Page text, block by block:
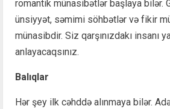
romantik münasibətlər başlaya bilər.
ünsiyyət, səmimi söhbətlər və fikir
münasibdir. Siz qarşınızdakı insanı
anlayacaqsınız.
Balıqlar
Hər şey ilk cəhddə alınmaya bilər.